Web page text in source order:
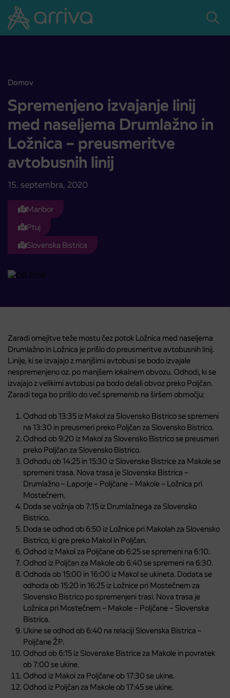
Skoči na vsebino
Domov
Spremenjeno izvajanje linij med naseljema Drumlažno in Ložnica
Spremenjeno izvajanje linij
med naseljema Drumlažno in
Ložnica – preusmeritve
avtobusnih linij
15. septembra, 2020
Maribor
Ptuj
Slovenska Bistrica
Zaradi omejitve teže mostu čez potok Ložnica med naseljema
Drumlažno in Ložnica je prišlo do preusmeritve avtobusnih linij.
Linije, ki se izvajajo z manjšimi avtobusi se bodo izvajale
nespremenjeno oz. po manjšem lokalnem obvozu. Odhodi, ki se
izvajajo z velikimi avtobusi pa bodo delali obvoz preko Poljčan.
Zaradi tega bo prišlo do več sprememb na širšem območju:
Odhod ob 13:35 iz Makol za Slovensko Bistrico se spremeni
na 13:30 in preusmeri preko Poljčan za Slovensko Bistrico.
Odhod ob 9:20 iz Makol za Slovensko Bistrico se preusmeri
preko Poljčan za Slovensko Bistrico.
Odhodu ob 14:25 in 15:30 iz Slovenske Bistrice za Makole se
spremeni trasa. Nova trasa je Slovenska Bistrica –
Drumlažno – Laporje – Poljčane – Makole – Ložnica pri
Mostečnem.
Doda se vožnja ob 7:15 iz Drumlažnega za Slovensko
Bistrico.
Doda se odhod ob 6:50 iz Ložnice pri Makolah za Slovensko
Bistrico, ki gre preko Makol in Poljčan.
Odhod iz Makol za Poljčane ob 6:25 se spremeni na 6:10.
Odhod iz Poljčan za Makole ob 6:40 se spremeni na 6:30.
Odhoda ob 15:00 in 16:00 iz Makol se ukineta. Dodata se
odhoda ob 15:20 in 16:25 iz Ložnice pri Mostečnem za
Slovensko Bistrico po spremenjeni trasi. Nova trasa je
Ložnica pri Mostečnem – Makole – Poljčane – Slovenska
Bistrica.
Ukine se odhod ob 6:40 na relaciji Slovenska Bistrica –
Poljčane ŽP.
Odhod ob 6:15 iz Slovenske Bistrice za Makole in povratek
ob 7:00 se ukine.
Odhod iz Makol za Poljčane ob 17:30 se ukine.
Odhod iz Poljčan za Makole ob 17:45 se ukine.